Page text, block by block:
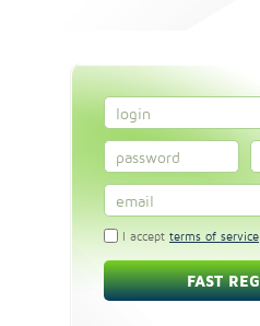
I accept terms of service